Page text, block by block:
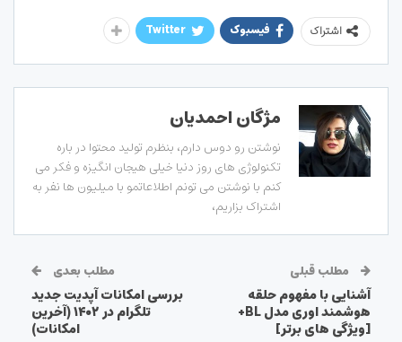
اشتراک فیسبوک Twitter
مژگان احمدیان
نوشتن رو دوس دارم، بنظرم تولید محتوا در باره
تکنولوژی های روز دنیا خیلی هیجان انگیزه و فکر می
کنم با نوشتن می تونم اطلاعاتمو با میلیون ها نفر به
اشتراک بزاریم،
مطلب قبلی
آشنایی با مفهوم حلقه
هوشمند اوری مدل BL+
[ویژگی های برتر]
مطلب بعدی
بررسی امکانات آپدیت جدید
تلگرام در ۱۴۰۲ (آخرین
امکانات)